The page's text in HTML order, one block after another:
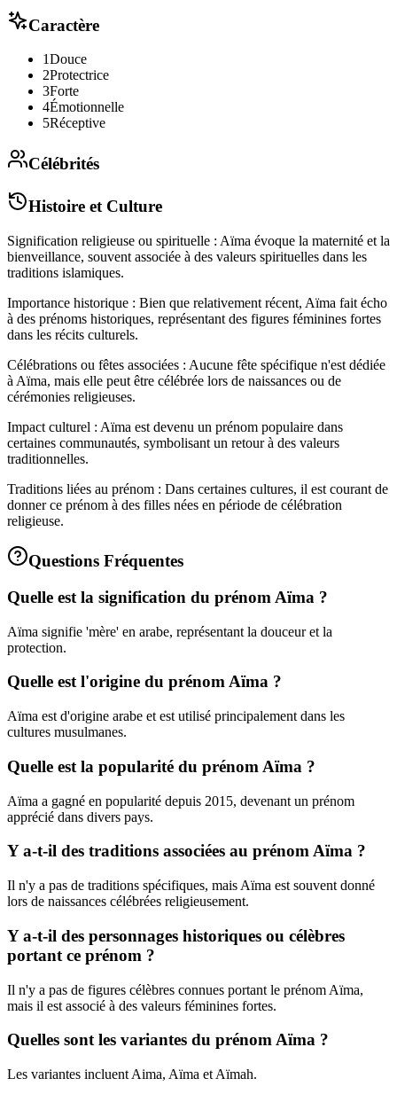
Caractère
1Douce
2Protectrice
3Forte
4Émotionnelle
5Réceptive
Célébrités
Histoire et Culture
Signification religieuse ou spirituelle : Aïma évoque la maternité et la
bienveillance, souvent associée à des valeurs spirituelles dans les
traditions islamiques.
Importance historique : Bien que relativement récent, Aïma fait écho
à des prénoms historiques, représentant des figures féminines fortes
dans les récits culturels.
Célébrations ou fêtes associées : Aucune fête spécifique n'est dédiée
à Aïma, mais elle peut être célébrée lors de naissances ou de
cérémonies religieuses.
Impact culturel : Aïma est devenu un prénom populaire dans
certaines communautés, symbolisant un retour à des valeurs
traditionnelles.
Traditions liées au prénom : Dans certaines cultures, il est courant de
donner ce prénom à des filles nées en période de célébration
religieuse.
Questions Fréquentes
Quelle est la signification du prénom Aïma ?
Aïma signifie 'mère' en arabe, représentant la douceur et la
protection.
Quelle est l'origine du prénom Aïma ?
Aïma est d'origine arabe et est utilisé principalement dans les
cultures musulmanes.
Quelle est la popularité du prénom Aïma ?
Aïma a gagné en popularité depuis 2015, devenant un prénom
apprécié dans divers pays.
Y a-t-il des traditions associées au prénom Aïma ?
Il n'y a pas de traditions spécifiques, mais Aïma est souvent donné
lors de naissances célébrées religieusement.
Y a-t-il des personnages historiques ou célèbres
portant ce prénom ?
Il n'y a pas de figures célèbres connues portant le prénom Aïma,
mais il est associé à des valeurs féminines fortes.
Quelles sont les variantes du prénom Aïma ?
Les variantes incluent Aima, Aïma et Aïmah.